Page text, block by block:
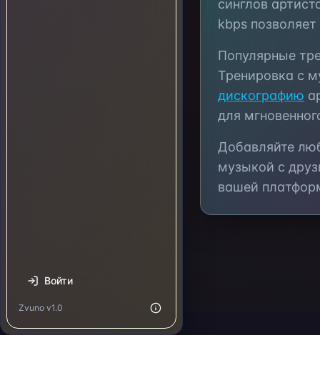
Войти
Zvuno v1.0
синглов
kbps
Популярные
Тренировка с
дискографию
для
Добавляйте
музыкой с
вашей